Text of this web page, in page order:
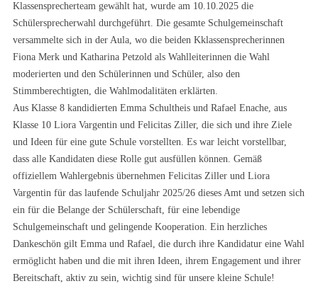
Klassensprecherteam gewählt hat, wurde am 10.10.2025 die
Schülersprecherwahl durchgeführt. Die gesamte Schulgemeinschaft
versammelte sich in der Aula, wo die beiden Kklassensprecherinnen
Fiona Merk und Katharina Petzold als Wahlleiterinnen die Wahl
moderierten und den Schülerinnen und Schüler, also den
Stimmberechtigten, die Wahlmodalitäten erklärten.
Aus Klasse 8 kandidierten Emma Schultheis und Rafael Enache, aus
Klasse 10 Liora Vargentin und Felicitas Ziller, die sich und ihre Ziele
und Ideen für eine gute Schule vorstellten. Es war leicht vorstellbar,
dass alle Kandidaten diese Rolle gut ausfüllen können. Gemäß
offiziellem Wahlergebnis übernehmen Felicitas Ziller und Liora
Vargentin für das laufende Schuljahr 2025/26 dieses Amt und setzen sich
ein für die Belange der Schülerschaft, für eine lebendige
Schulgemeinschaft und gelingende Kooperation. Ein herzliches
Dankeschön gilt Emma und Rafael, die durch ihre Kandidatur eine Wahl
ermöglicht haben und die mit ihren Ideen, ihrem Engagement und ihrer
Bereitschaft, aktiv zu sein, wichtig sind für unsere kleine Schule!